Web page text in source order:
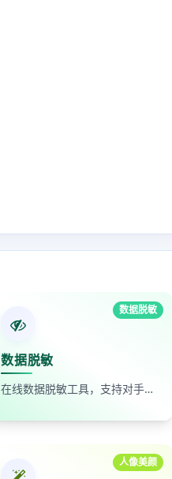
数据脱敏
数据脱敏
在线数据脱敏工具，支持对手机号、身份证号、姓名、邮箱等敏感数据进行批量脱敏处理，保护隐私安全
人像美颜